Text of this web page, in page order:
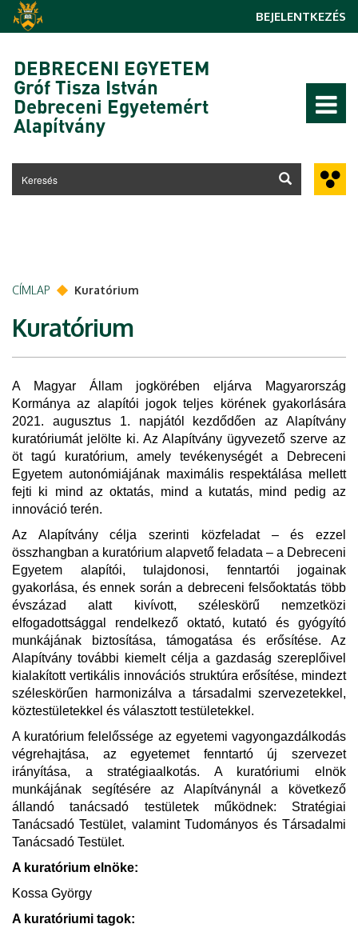
Ugrás a tartalomra
BEJELENTKEZÉS
DEBRECENI EGYETEM
Gróf Tisza István
Debreceni Egyetemért
Alapítvány
CÍMLAP Kuratórium
Kuratórium
A Magyar Állam jogkörében eljárva Magyarország
Kormánya az alapítói jogok teljes körének gyakorlására
2021. augusztus 1. napjától kezdődően az Alapítvány
kuratóriumát jelölte ki. Az Alapítvány ügyvezető szerve az
öt tagú kuratórium, amely tevékenységét a Debreceni
Egyetem autonómiájának maximális respektálása mellett
fejti ki mind az oktatás, mind a kutatás, mind pedig az
innováció terén.
Az Alapítvány célja szerinti közfeladat – és ezzel
összhangban a kuratórium alapvető feladata – a Debreceni
Egyetem alapítói, tulajdonosi, fenntartói jogainak
gyakorlása, és ennek során a debreceni felsőoktatás több
évszázad alatt kivívott, széleskörű nemzetközi
elfogadottsággal rendelkező oktató, kutató és gyógyító
munkájának biztosítása, támogatása és erősítése. Az
Alapítvány további kiemelt célja a gazdaság szereplőivel
kialakított vertikális innovációs struktúra erősítése, mindezt
széleskörűen harmonizálva a társadalmi szervezetekkel,
köztestületekkel és választott testületekkel.
A kuratórium felelőssége az egyetemi vagyongazdálkodás
végrehajtása, az egyetemet fenntartó új szervezet
irányítása, a stratégiaalkotás. A kuratóriumi elnök
munkájának segítésére az Alapítványnál a következő
állandó tanácsadó testületek működnek: Stratégiai
Tanácsadó Testület, valamint Tudományos és Társadalmi
Tanácsadó Testület.
A kuratórium elnöke:
Kossa György
A kuratóriumi tagok: